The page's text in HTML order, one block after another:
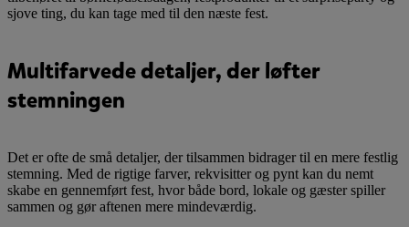
sjove ting, du kan tage med til den næste fest.
Multifarvede detaljer, der løfter
stemningen
Det er ofte de små detaljer, der tilsammen bidrager til en mere festlig
stemning. Med de rigtige farver, rekvisitter og pynt kan du nemt
skabe en gennemført fest, hvor både bord, lokale og gæster spiller
sammen og gør aftenen mere mindeværdig.